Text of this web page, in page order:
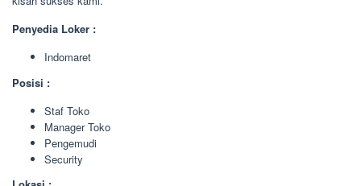
Penyedia Loker :
Indomaret
Posisi :
Staf Toko
Manager Toko
Pengemudi
Security